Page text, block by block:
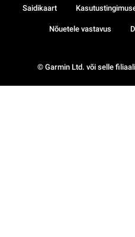
© Garmin Ltd. või selle
Saidikaart
Nõuetele vastavus